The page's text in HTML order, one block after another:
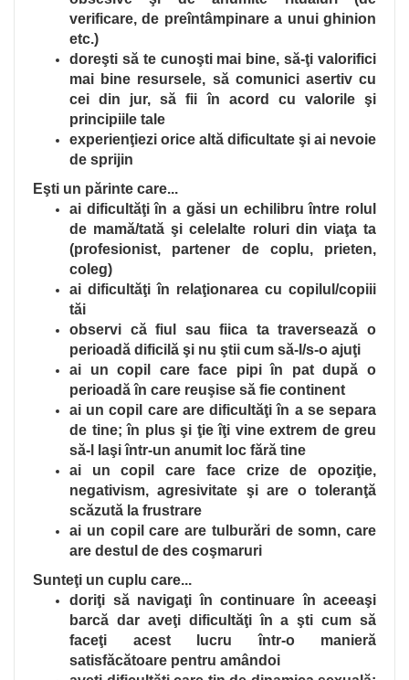
verificare, de preîntâmpinare a unui ghinion
etc.)
doreşti să te cunoşti mai bine, să-ţi valorifici
mai bine resursele, să comunici asertiv cu
cei din jur, să fii în acord cu valorile şi
principiile tale
experienţiezi orice altă dificultate şi ai nevoie
de sprijin
Eşti un părinte care...
ai dificultăţi în a găsi un echilibru între rolul
de mamă/tată şi celelalte roluri din viaţa ta
(profesionist, partener de coplu, prieten,
coleg)
ai dificultăţi în relaţionarea cu copilul/copiii
tăi
observi că fiul sau fiica ta traversează o
perioadă dificilă şi nu ştii cum să-l/s-o ajuţi
ai un copil care face pipi în pat după o
perioadă în care reuşise să fie continent
ai un copil care are dificultăţi în a se separa
de tine; în plus şi ţie îţi vine extrem de greu
să-l laşi într-un anumit loc fără tine
ai un copil care face crize de opoziţie,
negativism, agresivitate şi are o toleranţă
scăzută la frustrare
ai un copil care are tulburări de somn, care
are destul de des coşmaruri
Sunteţi un cuplu care...
doriţi să navigaţi în continuare în aceeaşi
barcă dar aveţi dificultăţi în a şti cum să
faceţi acest lucru într-o manieră
satisfăcătoare pentru amândoi